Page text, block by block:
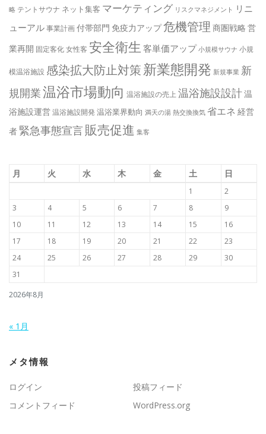
略 テントサウナ ネット集客 マーケティング リスクマネジメント
リニ
ューアル 事業計画 付帯部門 免疫力アップ危機管理 商圏戦略 営
業再開 固定客化女性客 安全衛生 客単価アップ 小規模サウナ 小規
模温浴施設 感染拡大防止対策新業態開発 新規事業 新
規開業温浴市場動向 温浴施設の売上 温浴施設設計温
浴施設運営温浴施設開発 温浴業界動向 満天の湯 熱交換換気 省エネ 経営
者 緊急事態宣言販売促進 集客
2026年8月
月 火 水 木 金 土 日
1
2
3
4 5 6 7 8
9
10
11 12 13 14 15
16
17
18 19 20 21 22
23
24
25 26 27 28 29
30
31
« 1月
メタ情報
ログイン
投稿フィード
コメントフィード
WordPress.org